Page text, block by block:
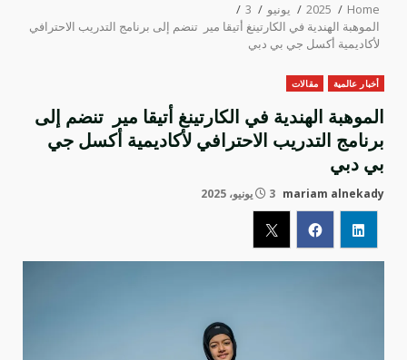
Home
2025 يونيو
3
الموهبة الهندية في الكارتينغ أتيقا مير تنضم إلى برنامج التدريب الاحترافي
لأكاديمية أكسل جي بي دبي
أخبار عالمية مقالات
الموهبة الهندية في الكارتينغ أتيقا مير تنضم إلى
برنامج التدريب الاحترافي لأكاديمية أكسل جي
بي دبي
mariam alnekady 3 يونيو، 2025